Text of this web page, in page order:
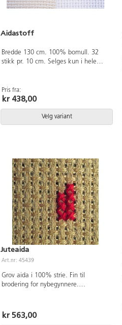
Aidastoff
Bredde 130 cm. 100% bomull. 32
stikk pr. 10 cm. Selges kun i hele
Pris fra:
kr 438,00
Velg variant
Juteaida
Art.nr: 45439
Grov aida i 100% strie. Fin til
brodering for nybegynnere.
kr 563,00